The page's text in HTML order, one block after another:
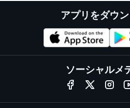
アプリをダウ
ソーシャルメ